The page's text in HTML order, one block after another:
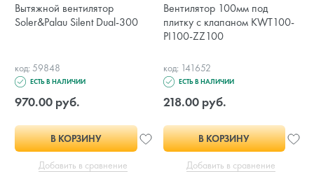
Вытяжной вентилятор
Soler&Palau Silent Dual-300
код: 59848
ЕСТЬ В НАЛИЧИИ
970.00 руб.
В КОРЗИНУ
Добавить в сравнение
Вентилятор 100мм под
плитку с клапаном KWT100-
PI100-ZZ100
код: 141652
ЕСТЬ В НАЛИЧИИ
218.00 руб.
В КОРЗИНУ
Добавить в сравнение